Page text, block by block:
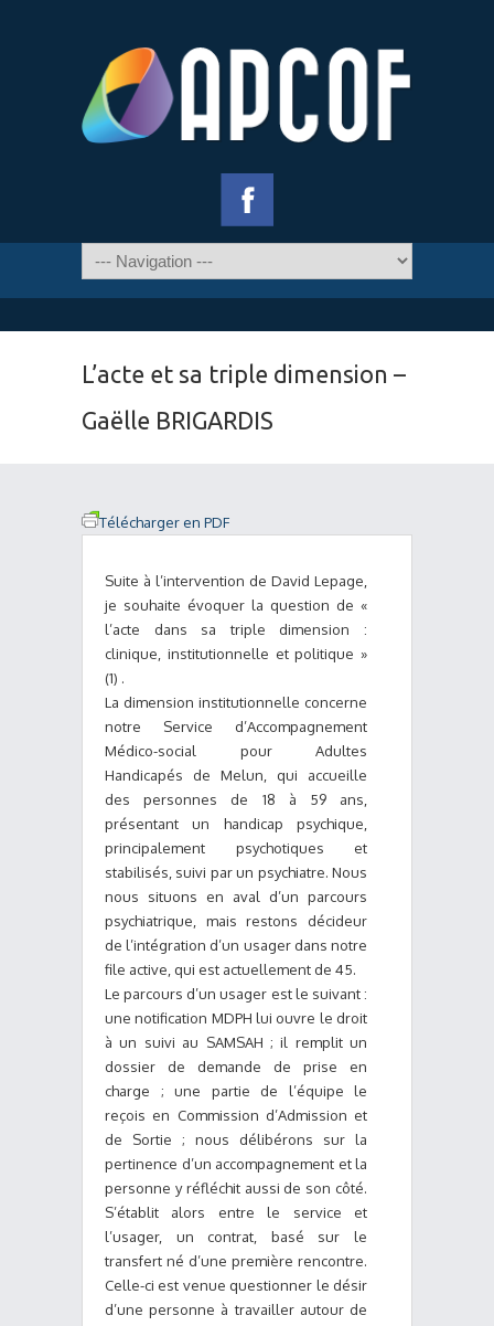
L’acte et sa triple dimension –
Gaëlle BRIGARDIS
Télécharger en PDF
Suite à l’intervention de David Lepage,
je souhaite évoquer la question de «
l’acte dans sa triple dimension :
clinique, institutionnelle et politique »
(1) .
La dimension institutionnelle concerne
notre Service d’Accompagnement
Médico-social pour Adultes
Handicapés de Melun, qui accueille
des personnes de 18 à 59 ans,
présentant un handicap psychique,
principalement psychotiques et
stabilisés, suivi par un psychiatre. Nous
nous situons en aval d’un parcours
psychiatrique, mais restons décideur
de l’intégration d’un usager dans notre
file active, qui est actuellement de 45.
Le parcours d’un usager est le suivant :
une notification MDPH lui ouvre le droit
à un suivi au SAMSAH ; il remplit un
dossier de demande de prise en
charge ; une partie de l’équipe le
reçois en Commission d’Admission et
de Sortie ; nous délibérons sur la
pertinence d’un accompagnement et la
personne y réfléchit aussi de son côté.
S’établit alors entre le service et
l’usager, un contrat, basé sur le
transfert né d’une première rencontre.
Celle-ci est venue questionner le désir
d’une personne à travailler autour de